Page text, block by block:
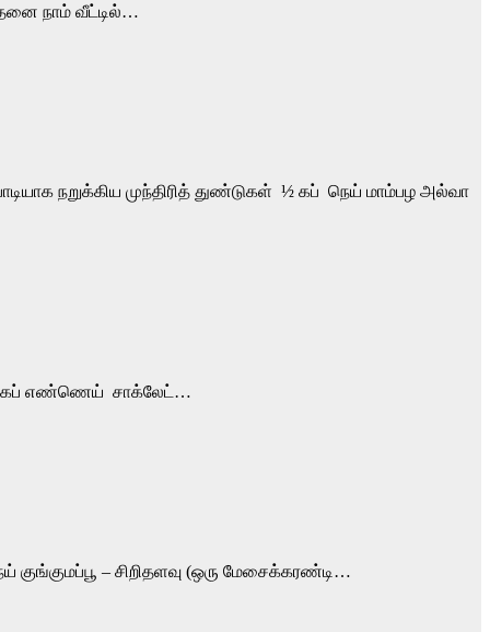
நாம் வீட்டில்…
நறுக்கிய முந்திரித் துண்டுகள் ½ கப் நெய் மாம்பழ அல்வா
கப் எண்ணெய் சாக்லேட்…
– சிறிதளவு (ஒரு மேசைக்கரண்டி…